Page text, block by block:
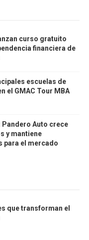
curso gratuito
financiera de
escuelas de
el GMAC Tour MBA
Pandero Auto crece
y mantiene
para el mercado
que transforman el